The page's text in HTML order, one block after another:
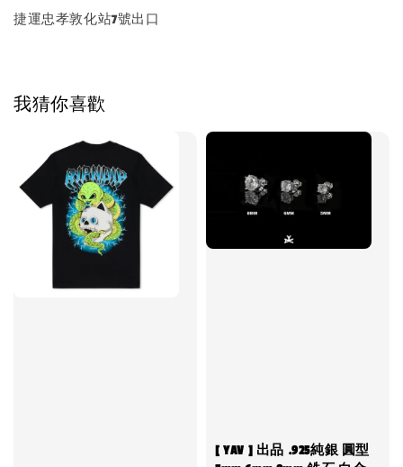
捷運忠孝敦化站7號出口
我猜你喜歡
[ YAV ] 出品 .925純銀 圓型